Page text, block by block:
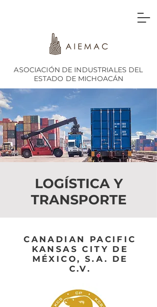
ASOCIACIÓN DE INDUSTRIALES DEL
ESTADO DE MICHOACÁN
LOGÍSTICA Y
TRANSPORTE
CANADIAN PACIFIC
KANSAS CITY DE
MÉXICO, S.A. DE
C.V.